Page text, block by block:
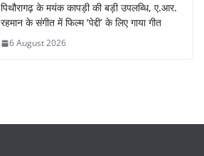
पिथौरागढ़ के मयंक कापड़ी की बड़ी उपलब्धि, ए.आर.
रहमान के संगीत में फिल्म ‘पेद्दी’ के लिए गाया गीत
6 August 2026